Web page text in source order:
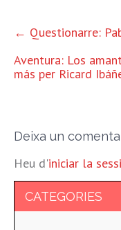
ALTRES
← Questionarre:
Aventura: Los
más per Ricard
Deixa un
Heu d'iniciar la
CATEGORIES